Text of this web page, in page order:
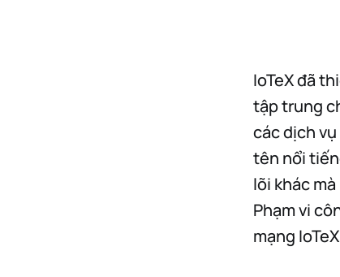
IoTeX đã
tập trung
các dịch
tên nổi
lõi khác
Phạm vi
mạng